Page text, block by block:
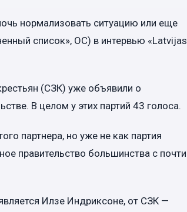
нормализовать ситуацию или еще
список», ОС) в интервью «Latvijas
(СЗК) уже объявили о
В целом у этих партий 43 голоса.
партнера, но уже не как партия
правительство большинства с почти
Илзе Индриксоне, от СЗК —